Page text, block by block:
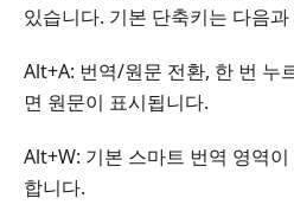
있습니다. 기본 단축키는 다음
Alt+A: 번역/원문 전환, 한 번 누
면 원문이 표시됩니다.
Alt+W: 기본 스마트 번역 영역
합니다.